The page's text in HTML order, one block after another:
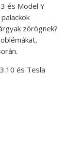
és Model Y
zörögnek?
és Tesla